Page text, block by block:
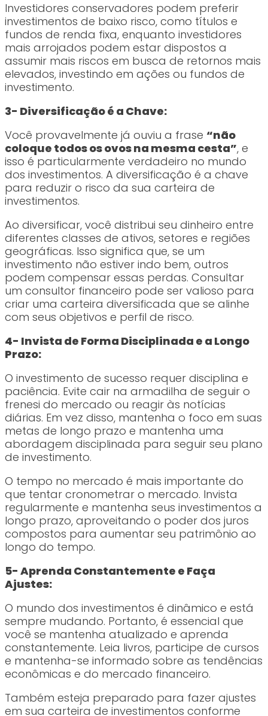
Investidores conservadores podem preferir
investimentos de baixo risco, como títulos e
fundos de renda fixa, enquanto investidores
mais arrojados podem estar dispostos a
assumir mais riscos em busca de retornos mais
elevados, investindo em ações ou fundos de
investimento.
3- Diversificação é a Chave:
Você provavelmente já ouviu a frase “não
coloque todos os ovos na mesma cesta”, e
isso é particularmente verdadeiro no mundo
dos investimentos. A diversificação é a chave
para reduzir o risco da sua carteira de
investimentos.
Ao diversificar, você distribui seu dinheiro entre
diferentes classes de ativos, setores e regiões
geográficas. Isso significa que, se um
investimento não estiver indo bem, outros
podem compensar essas perdas. Consultar
um consultor financeiro pode ser valioso para
criar uma carteira diversificada que se alinhe
com seus objetivos e perfil de risco.
4- Invista de Forma Disciplinada e a Longo
Prazo:
O investimento de sucesso requer disciplina e
paciência. Evite cair na armadilha de seguir o
frenesi do mercado ou reagir às notícias
diárias. Em vez disso, mantenha o foco em suas
metas de longo prazo e mantenha uma
abordagem disciplinada para seguir seu plano
de investimento.
O tempo no mercado é mais importante do
que tentar cronometrar o mercado. Invista
regularmente e mantenha seus investimentos a
longo prazo, aproveitando o poder dos juros
compostos para aumentar seu patrimônio ao
longo do tempo.
5- Aprenda Constantemente e Faça
Ajustes:
O mundo dos investimentos é dinâmico e está
sempre mudando. Portanto, é essencial que
você se mantenha atualizado e aprenda
constantemente. Leia livros, participe de cursos
e mantenha-se informado sobre as tendências
econômicas e do mercado financeiro.
Também esteja preparado para fazer ajustes
em sua carteira de investimentos conforme